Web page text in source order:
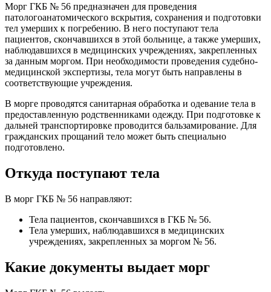
Морг ГКБ № 56 предназначен для проведения
патологоанатомического вскрытия, сохранения и подготовки
тел умерших к погребению. В него поступают тела
пациентов, скончавшихся в этой больнице, а также умерших,
наблюдавшихся в медицинских учреждениях, закрепленных
за данным моргом. При необходимости проведения судебно-
медицинской экспертизы, тела могут быть направлены в
соответствующие учреждения.
В морге проводятся санитарная обработка и одевание тела в
предоставленную родственниками одежду. При подготовке к
дальней транспортировке проводится бальзамирование. Для
гражданских прощаний тело может быть специально
подготовлено.
Откуда поступают тела
В морг ГКБ № 56 направляют:
Тела пациентов, скончавшихся в ГКБ № 56.
Тела умерших, наблюдавшихся в медицинских
учреждениях, закрепленных за моргом № 56.
Какие документы выдает морг